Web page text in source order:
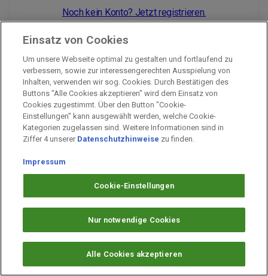
Noch kein Konto? Jetzt registrieren.
Impressum
Unternehmen
Arbeiten bei PAYBACK
Fragen & Hilfe
Datenschutz
Cookie-Einstellungen
Einsatz von Cookies
Um unsere Webseite optimal zu gestalten und fortlaufend zu
verbessern, sowie zur interessengerechten Ausspielung von
Inhalten, verwenden wir sog. Cookies. Durch Bestätigen des
Buttons "Alle Cookies akzeptieren" wird dem Einsatz von
Cookies zugestimmt. Über den Button "Cookie-
Einstellungen" kann ausgewählt werden, welche Cookie-
Kategorien zugelassen sind. Weitere Informationen sind in
Ziffer 4 unserer Datenschutzhinweise zu finden.
Impressum
Cookie-Einstellungen
Nur notwendige Cookies
Alle Cookies akzeptieren